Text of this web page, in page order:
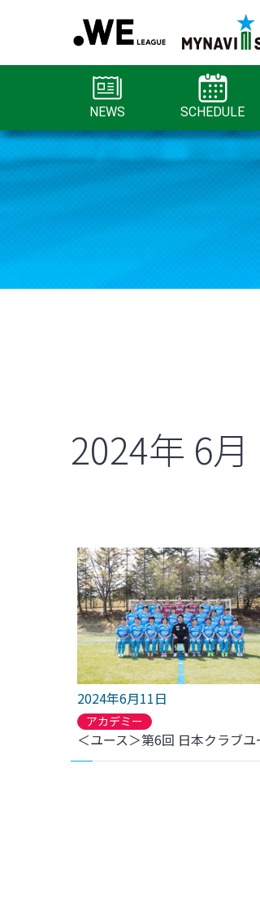
NEWS SCHEDULE
2024年 6月
2024年6月11日
アカデミー